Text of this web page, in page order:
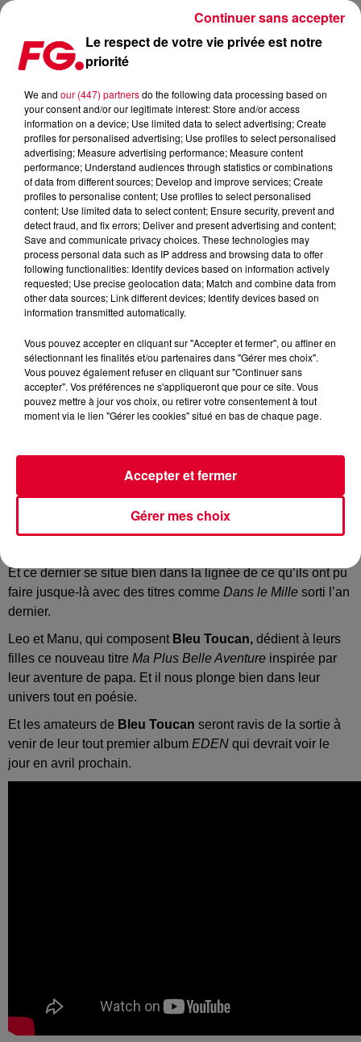
BLEU TOUCAN DÉVOILE 'MA PLUS BELLE AVENTURE' AVANT
Publié : 17 février 2022 à 7h38 par Antony HARARI
Nouveau single pour Bleu Toucan
Crédit :Facebook Officiel Bleu Toucan
Et ce dernier se situe bien dans la lignée de ce qu’ils ont pu
faire jusque-là avec des titres comme Dans le Mille sorti l’an
dernier.
Leo et Manu, qui composent Bleu Toucan, dédient à leurs
filles ce nouveau titre Ma Plus Belle Aventure inspirée par
leur aventure de papa. Et il nous plonge bien dans leur
univers tout en poésie.
Et les amateurs de Bleu Toucan seront ravis de la sortie à
venir de leur tout premier album EDEN qui devrait voir le
jour en avril prochain.
Le respect de votre vie privée est notre
priorité
We and our (447) partnersdo the following data processing based on
your consent and/or our legitimate interest: Store and/or access
information on a device; Use limited data to select advertising; Create
profiles for personalised advertising; Use profiles to select personalised
advertising; Measure advertising performance; Measure content
performance; Understand audiences through statistics or combinations
of data from different sources; Develop and improve services; Create
profiles to personalise content; Use profiles to select personalised
content; Use limited data to select content; Ensure security, prevent and
detect fraud, and fix errors; Deliver and present advertising and content;
Save and communicate privacy choices. These technologies may
process personal data such as IP address and browsing data to offer
following functionalities: Identify devices based on information actively
requested; Use precise geolocation data; Match and combine data from
other data sources; Link different devices; Identify devices based on
information transmitted automatically.
Vous pouvez accepter en cliquant sur "Accepter et fermer", ou affiner en
sélectionnant les finalités et/ou partenaires dans "Gérer mes choix".
Vous pouvez également refuser en cliquant sur "Continuer sans
accepter". Vos préférences ne s'appliqueront que pour ce site. Vous
pouvez mettre à jour vos choix, ou retirer votre consentement à tout
moment via le lien "Gérer les cookies" situé en bas de chaque page.
Gérer mes choix
Accepter et fermer
Continuer sans accepter